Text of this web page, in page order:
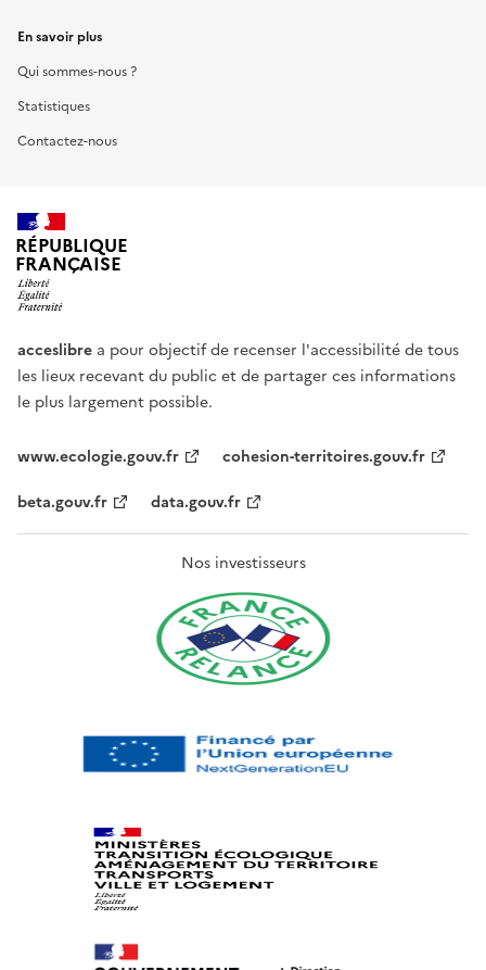
En savoir plus
Qui sommes-nous ?
Statistiques
Contactez-nous
RÉPUBLIQUE
FRANÇAISE
acceslibre a pour objectif de recenser l'accessibilité de tous
les lieux recevant du public et de partager ces informations
le plus largement possible.
www.ecologie.gouv.fr
cohesion-territoires.gouv.fr
beta.gouv.fr
data.gouv.fr
Nos investisseurs